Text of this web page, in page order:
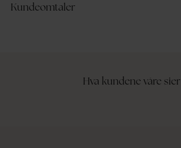
Kundeomtaler
Hva kundene våre sier